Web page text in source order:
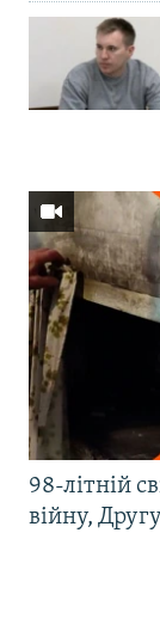
98-літній
війну,